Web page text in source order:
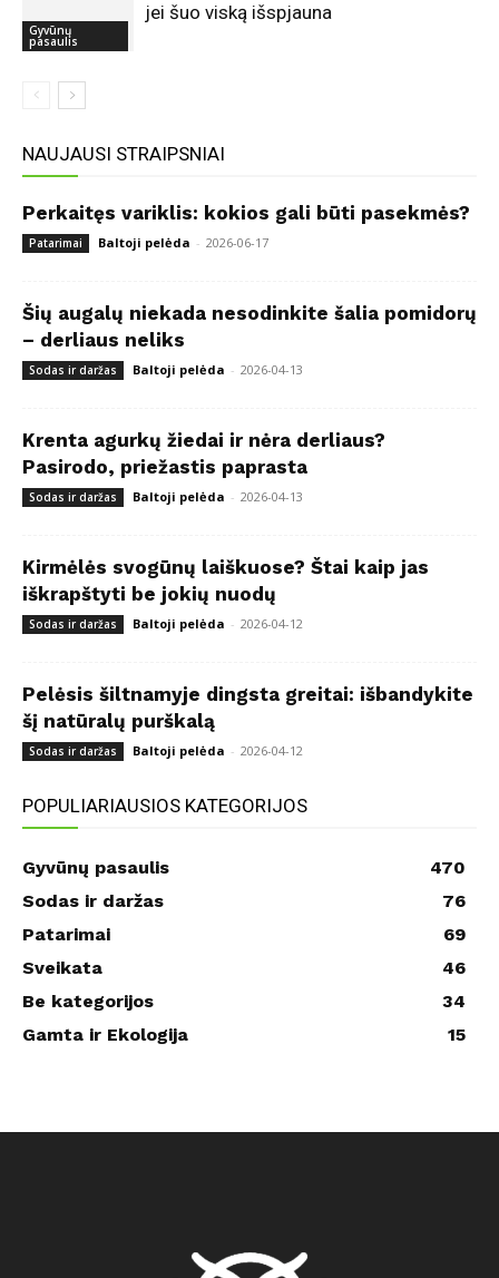
Gyvūnų
pasaulis
jei šuo viską išspjauna
NAUJAUSI STRAIPSNIAI
Perkaitęs variklis: kokios gali būti pasekmės?
Patarimai Baltoji pelėda - 2026-06-17
Šių augalų niekada nesodinkite šalia pomidorų
– derliaus neliks
Sodas ir daržas Baltoji pelėda - 2026-04-13
Krenta agurkų žiedai ir nėra derliaus?
Pasirodo, priežastis paprasta
Sodas ir daržas Baltoji pelėda - 2026-04-13
Kirmėlės svogūnų laiškuose? Štai kaip jas
iškrapštyti be jokių nuodų
Sodas ir daržas Baltoji pelėda - 2026-04-12
Pelėsis šiltnamyje dingsta greitai: išbandykite
šį natūralų purškalą
Sodas ir daržas Baltoji pelėda - 2026-04-12
POPULIARIAUSIOS KATEGORIJOS
Gyvūnų pasaulis
470
Sodas ir daržas
76
Patarimai
69
Sveikata
46
Be kategorijos
34
Gamta ir Ekologija
15